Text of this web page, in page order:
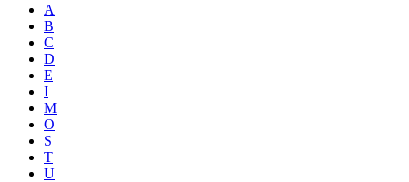
A
B
C
D
E
I
M
O
S
T
U